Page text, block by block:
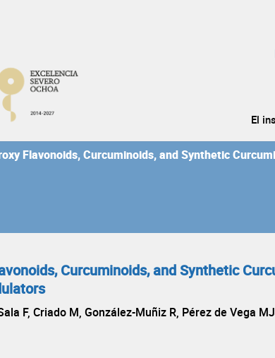
El
Flavonoids, Curcuminoids, and Synthetic
Curcuminoids, and Synthetic
F, Criado M, González-Muñiz R, Pérez de Vega MJ